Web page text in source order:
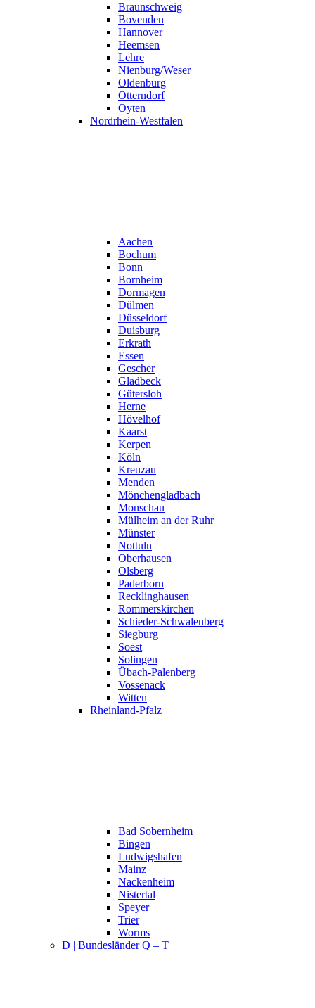
Braunschweig
Bovenden
Hannover
Heemsen
Lehre
Nienburg/Weser
Oldenburg
Otterndorf
Oyten
Nordrhein-Westfalen
Aachen
Bochum
Bonn
Bornheim
Dormagen
Dülmen
Düsseldorf
Duisburg
Erkrath
Essen
Gescher
Gladbeck
Gütersloh
Herne
Hövelhof
Kaarst
Kerpen
Köln
Kreuzau
Menden
Mönchengladbach
Monschau
Mülheim an der Ruhr
Münster
Nottuln
Oberhausen
Olsberg
Paderborn
Recklinghausen
Rommerskirchen
Schieder-Schwalenberg
Siegburg
Soest
Solingen
Übach-Palenberg
Vossenack
Witten
Rheinland-Pfalz
Bad Sobernheim
Bingen
Ludwigshafen
Mainz
Nackenheim
Nistertal
Speyer
Trier
Worms
D | Bundesländer Q – T